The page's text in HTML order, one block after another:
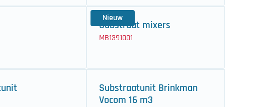
Nieuw
Substraat mixers
MB1391001
Substraatunit Brinkman
Vocom 16 m3